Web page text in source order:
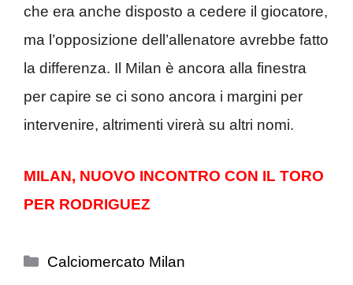
che era anche disposto a cedere il giocatore,
ma l’opposizione dell’allenatore avrebbe fatto
la differenza. Il Milan è ancora alla finestra
per capire se ci sono ancora i margini per
intervenire, altrimenti virerà su altri nomi.
MILAN, NUOVO INCONTRO CON IL TORO
PER RODRIGUEZ
Categorie
Calciomercato Milan